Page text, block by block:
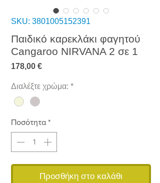
SKU: 3801005152391
Παιδικό καρεκλάκι φαγητού
Cangaroo NIRVANA 2 σε 1
178,00 €Τιμή
Διαλέξτε χρώμα: *
Ποσότητα *
Προσθήκη στο καλάθι